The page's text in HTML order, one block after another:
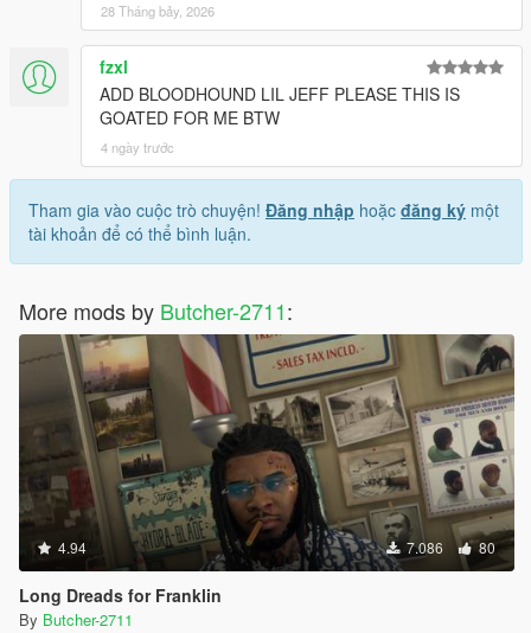
28 Tháng bảy, 2026
fzxl
ADD BLOODHOUND LIL JEFF PLEASE THIS IS
GOATED FOR ME BTW
4 ngày trước
Tham gia vào cuộc trò chuyện! Đăng nhập hoặc đăng ký một
tài khoản để có thể bình luận.
More mods by Butcher-2711:
4.94 7.086 80
Long Dreads for Franklin
By Butcher-2711